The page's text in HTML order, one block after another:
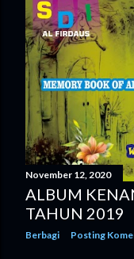
P
o
s
t
i
n
g
a
n
November 12, 2020
ALBUM
TAHUN 2019
Berbagi Posting